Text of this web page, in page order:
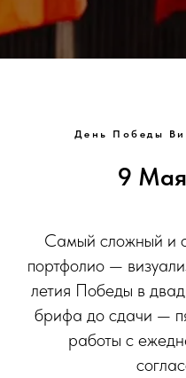
День Победы
9
Самый сложный и
портфолио —
летия Победы в
брифа до сдачи —
работы с